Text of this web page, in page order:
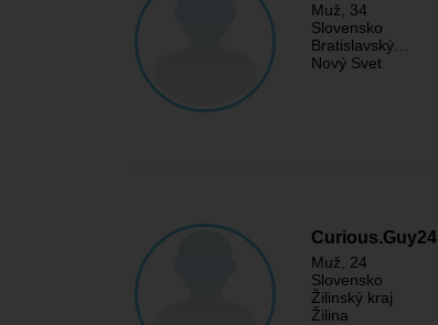
Muž , 34
Slovensko
Bratislavský…
Nový Svet
Curious.Guy24
Muž , 24
Slovensko
Žilinský kraj
Žilina